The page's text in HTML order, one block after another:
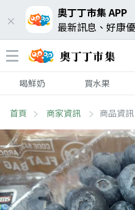
奧丁丁市集 APP
最新訊息、好康
喝鮮奶 買水果
首頁 商家資訊 商品資訊